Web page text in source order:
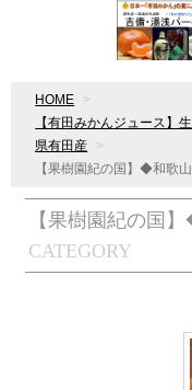
HOME
【有田みかんジュース】
県有田産
【果樹園紀の国】◆和歌
CATEGORY
【果樹園紀の国